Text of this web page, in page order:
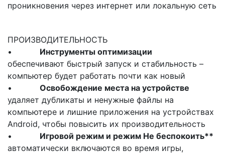
проникновения через интернет или локальную сеть
ПРОИЗВОДИТЕЛЬНОСТЬ
• Инструменты оптимизации
обеспечивают быстрый запуск и стабильность –
компьютер будет работать почти как новый
• Освобождение места на устройстве
удаляет дубликаты и ненужные файлы на
компьютере и лишние приложения на устройствах
Android, чтобы повысить их производительность
• Игровой режим и режим Не беспокоить**
автоматически включаются во время игры,